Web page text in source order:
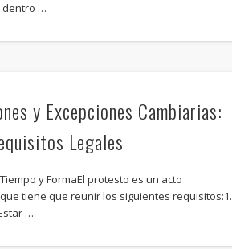
dentro …
y Excepciones Cambiarias:
Legales
y FormaEl protesto es un acto
tiene que reunir los siguientes requisitos:1.
…